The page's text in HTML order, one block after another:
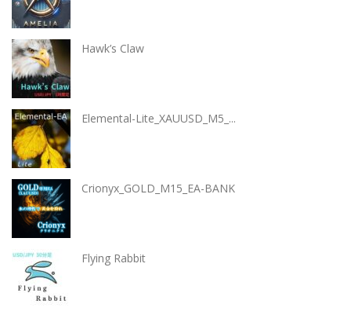
Hawk’s Claw
Elemental-Lite_XAUUSD_M5_...
Crionyx_GOLD_M15_EA-BANK
Flying Rabbit